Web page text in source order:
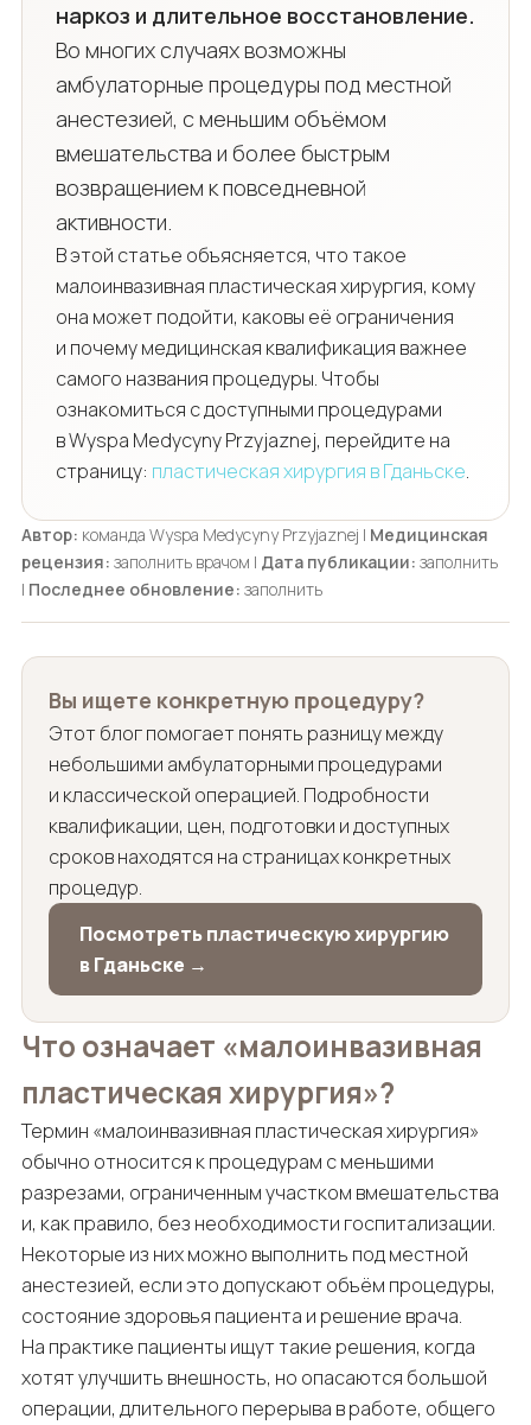
наркоз и длительное восстановление.
Во многих случаях возможны
амбулаторные процедуры под местной
анестезией, с меньшим объёмом
вмешательства и более быстрым
возвращением к повседневной
активности.
В этой статье объясняется, что такое
малоинвазивная пластическая хирургия, кому
она может подойти, каковы её ограничения
и почему медицинская квалификация важнее
самого названия процедуры. Чтобы
ознакомиться с доступными процедурами
в Wyspa Medycyny Przyjaznej, перейдите на
страницу: пластическая хирургия в Гданьске.
Автор: команда Wyspa Medycyny Przyjaznej | Медицинская
рецензия: заполнить врачом | Дата публикации: заполнить
| Последнее обновление: заполнить
Вы ищете конкретную процедуру?
Этот блог помогает понять разницу между
небольшими амбулаторными процедурами
и классической операцией. Подробности
квалификации, цен, подготовки и доступных
сроков находятся на страницах конкретных
процедур.
Посмотреть пластическую хирургию
в Гданьске →
Что означает «малоинвазивная
пластическая хирургия»?
Термин «малоинвазивная пластическая хирургия»
обычно относится к процедурам с меньшими
разрезами, ограниченным участком вмешательства
и, как правило, без необходимости госпитализации.
Некоторые из них можно выполнить под местной
анестезией, если это допускают объём процедуры,
состояние здоровья пациента и решение врача.
На практике пациенты ищут такие решения, когда
хотят улучшить внешность, но опасаются большой
операции, длительного перерыва в работе, общего